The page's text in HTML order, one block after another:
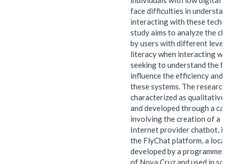
face difficulties in
interacting with these
study aims to analyze the
by users with different
literacy when interacting
seeking to understand the
influence the efficiency and
these systems. The research
characterized as qualitative,
and developed through a
involving the creation of a
Internet provider chatbot,
the FlyChat platform, a local
developed by a programmer
of Nova Cruz and used in